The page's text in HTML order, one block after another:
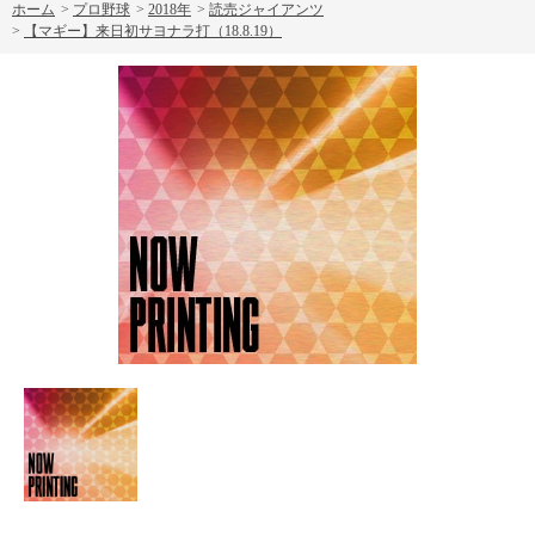
ホーム > プロ野球 > 2018年 > 読売ジャイアンツ
>
【マギー】来日初サヨナラ打（18.8.19）